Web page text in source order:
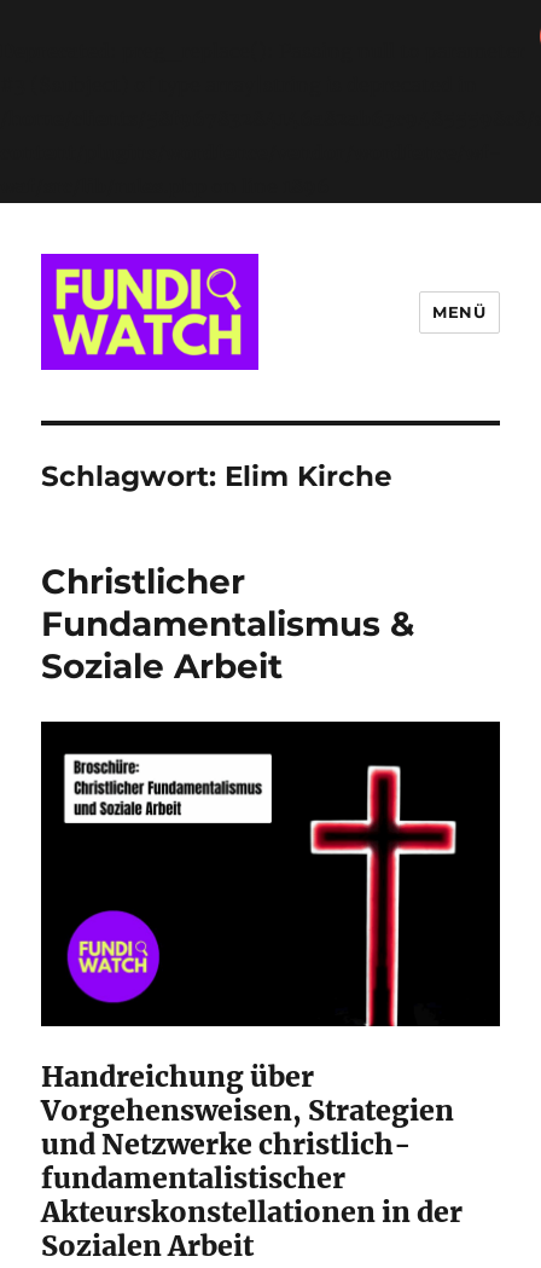
MENÜ
Schlagwort: Elim Kirche
Christlicher
Fundamentalismus &
Soziale Arbeit
Handreichung über
Vorgehensweisen, Strategien
und Netzwerke christlich-
fundamentalistischer
Akteurskonstellationen in der
Sozialen Arbeit